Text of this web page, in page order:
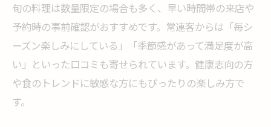
アクセス抜群の居酒屋で味わうメニュー特
集
伊勢佐木町で居酒屋を探す際の立地のコツ
居酒屋利用に便利なアクセス情報まとめ
旬の料理は数量限定の場合も多く、早い時間帯の来店や
予約時の事前確認がおすすめです。常連客からは「毎シ
ーズン楽しみにしている」「季節感があって満足度が高
い」といった口コミも寄せられています。健康志向の方
や食のトレンドに敏感な方にもぴったりの楽しみ方で
す。